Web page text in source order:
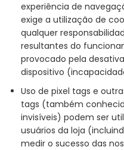
experiência de
exige a utilização de
qualquer
resultantes do
provocado pela
dispositivo
Uso de pixel tags e
tags (também
invisíveis) podem ser
usuários da loja
medir o sucesso das